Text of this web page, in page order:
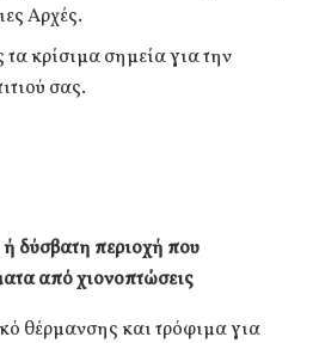
Αρχές.
τα κρίσιμα σημεία για την
σας.
ή δύσβατη περιοχή που
από χιονοπτώσεις
θέρμανσης και τρόφιμα για